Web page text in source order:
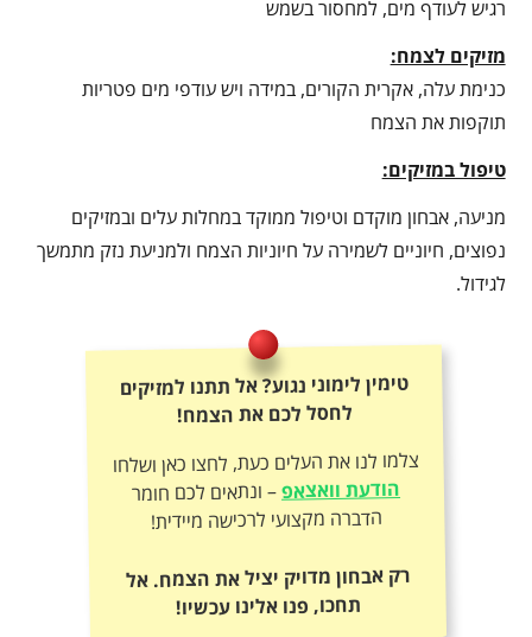
רגיש לעודף מים, למחסור בשמש
מזיקים לצמח:
כנימת עלה, אקרית הקורים, במידה ויש עודפי מים פטריות
תוקפות את הצמח
טיפול במזיקים:
מניעה, אבחון מוקדם וטיפול ממוקד במחלות עלים ובמזיקים
נפוצים, חיוניים לשמירה על חיוניות הצמח ולמניעת נזק מתמשך
לגידול.
טימין לימוני נגוע? אל תתנו למזיקים
לחסל לכם את הצמח!
צלמו לנו את העלים כעת, לחצו כאן ושלחו
הודעת וואצאפ– ונתאים לכם חומר
הדברה מקצועי לרכישה מיידית!
רק אבחון מדויק יציל את הצמח. אל
תחכו, פנו אלינו עכשיו!